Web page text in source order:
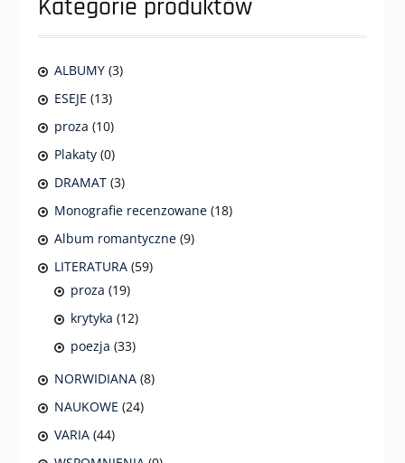
Kategorie produktów
ALBUMY (3)
ESEJE (13)
proza (10)
Plakaty (0)
DRAMAT (3)
Monografie recenzowane (18)
Album romantyczne (9)
LITERATURA (59)
proza (19)
krytyka (12)
poezja (33)
NORWIDIANA (8)
NAUKOWE (24)
VARIA (44)